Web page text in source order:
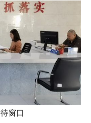
窗口